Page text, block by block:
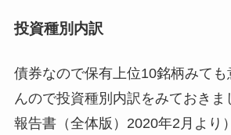
投資種別内訳
債券なので保有上位10銘柄みて
んので投資種別内訳をみておきま
報告書（全体版）2020年2月より）